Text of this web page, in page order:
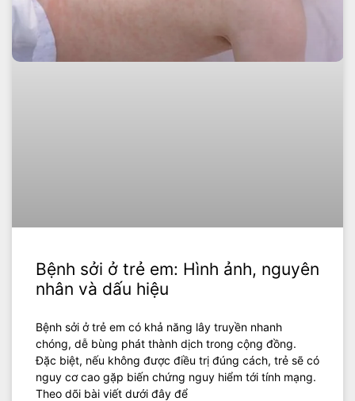
Bệnh sởi ở trẻ em: Hình ảnh, nguyên
nhân và dấu hiệu
Bệnh sởi ở trẻ em có khả năng lây truyền nhanh
chóng, dễ bùng phát thành dịch trong cộng đồng.
Đặc biệt, nếu không được điều trị đúng cách, trẻ sẽ có
nguy cơ cao gặp biến chứng nguy hiểm tới tính mạng.
Theo dõi bài viết dưới đây để